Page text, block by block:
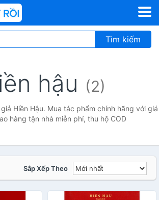
Tìm kiếm
hậu (2)
Hiền Hậu. Mua tác phẩm chính hãng với giá
hàng tận nhà miễn phí, thu hộ COD
Sắp Xếp Theo